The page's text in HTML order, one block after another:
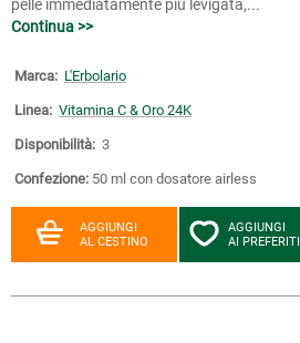
pelle immediatamente più levigata,...
Continua >>
Marca: L'Erbolario
Linea: Vitamina C & Oro 24K
Disponibilità: 3
Confezione: 50 ml con dosatore airless
AGGIUNGI
AL CESTINO
AGGIUNGI
AI PREFERITI